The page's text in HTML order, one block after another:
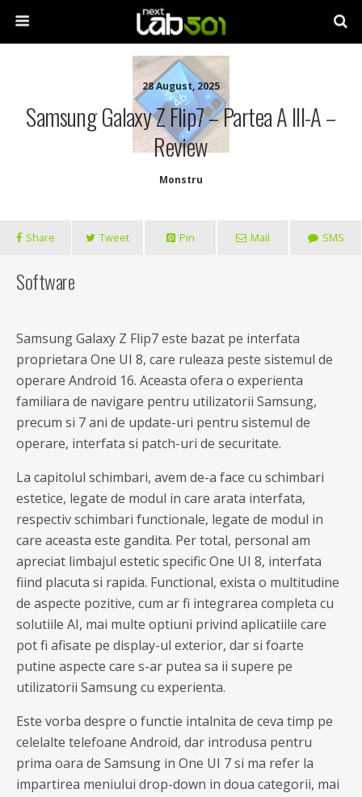
28 August, 2025
Samsung Galaxy Z Flip7 – Partea A III-A –
Review
Monstru
Share Tweet Pin Mail SMS
Software
Samsung Galaxy Z Flip7 este bazat pe interfata
proprietara One UI 8, care ruleaza peste sistemul de
operare Android 16. Aceasta ofera o experienta
familiara de navigare pentru utilizatorii Samsung,
precum si 7 ani de update-uri pentru sistemul de
operare, interfata si patch-uri de securitate.
La capitolul schimbari, avem de-a face cu schimbari
estetice, legate de modul in care arata interfata,
respectiv schimbari functionale, legate de modul in
care aceasta este gandita. Per total, personal am
apreciat limbajul estetic specific One UI 8, interfata
fiind placuta si rapida. Functional, exista o multitudine
de aspecte pozitive, cum ar fi integrarea completa cu
solutiile AI, mai multe optiuni privind aplicatiile care
pot fi afisate pe display-ul exterior, dar si foarte
putine aspecte care s-ar putea sa ii supere pe
utilizatorii Samsung cu experienta.
Este vorba despre o functie intalnita de ceva timp pe
celelalte telefoane Android, dar introdusa pentru
prima oara de Samsung in One UI 7 si ma refer la
impartirea meniului drop-down in doua categorii, mai